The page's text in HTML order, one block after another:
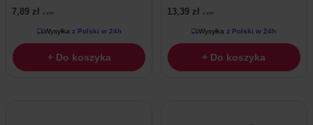
7,89 zł z VAT
Wysyłka z Polski w 24h
+ Do koszyka
13,39 zł z VAT
Wysyłka z Polski w 24h
+ Do koszyka